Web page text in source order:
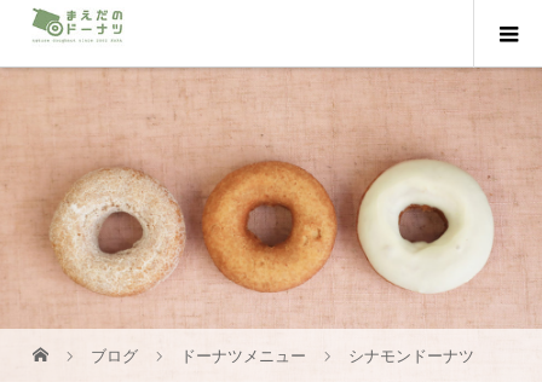
ブログ ドーナツメニュー シナモンドーナツ